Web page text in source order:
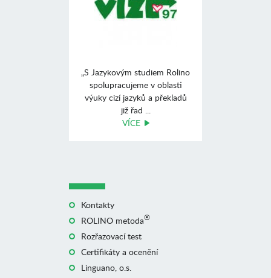
„S Jazykovým studiem Rolino
spolupracujeme v oblasti
výuky cizí jazyků a překladů
již řad ...
VÍCE
Kontakty
ROLINO metoda®
Rozřazovací test
Certifikáty a ocenění
Linguano, o.s.